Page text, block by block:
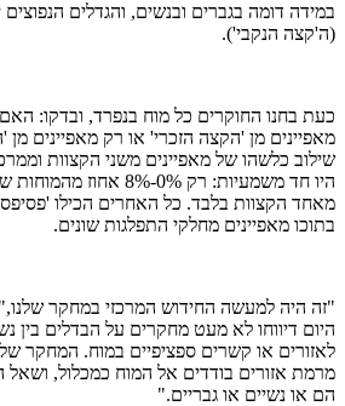
במידה דומה בגברים ובנשים, והגדלים
(ה'קצה הנקבי').
כעת בחנו החוקרים כל מוח בנפרד, ובדקו:
מאפיינים מן 'הקצה הזכרי' או רק מאפיינים מן
שילוב כלשהו של מאפיינים משני הקצוות
היו חד משמעיות: רק 0%-8%
מאחד הקצוות בלבד. כל האחרים הכילו 'פסיפס'
בתוכו מאפיינים מחלקי התפלגות שונים.
"זה היה למעשה החידוש המרכזי במחקר
היום דיווחו לא מעט מחקרים על הבדלים בין
לאזורים או קשרים ספציפיים במוח. המחקר
מרמת אזורים בודדים אל המוח כמכלול,
הם או נשיים או גבריים."